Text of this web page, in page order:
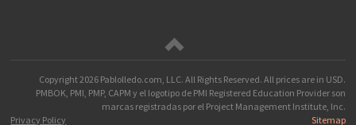
Copyright2026 Pablolledo.com, LLC. All Rights Reserved.
PMBOK, PMI, PMP, CAPM y el logotipo de PMI Registered Education Provider son
marcas registradas por el Project Management Institute, Inc.
Privacy Policy
All prices are in USD.
Sitemap